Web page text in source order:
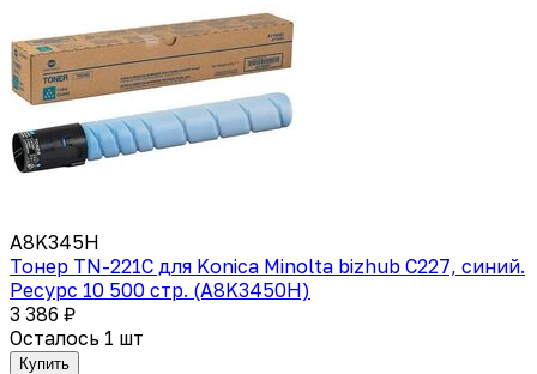
A8K345H
Тонер TN-221C для Konica Minolta bizhub C227, синий.
Ресурс 10 500 стр. (A8K3450H)
3 386 ₽
Осталось 1 шт
Купить